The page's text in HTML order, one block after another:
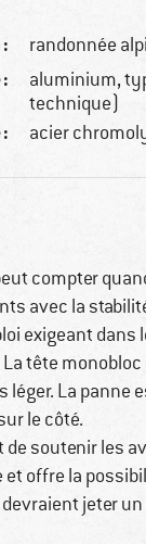
randonnée
aluminium,
technique)
acier
compter
avec la
exigeant
tête
léger. La
le côté.
soutenir les
et offre la
jeter